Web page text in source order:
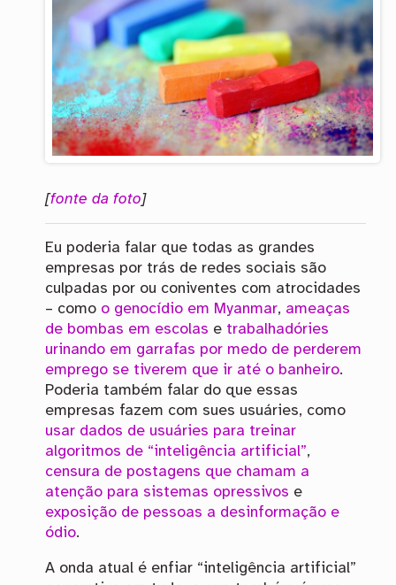
[fonte da foto]
Eu poderia falar que todas as grandes
empresas por trás de redes sociais são
culpadas por ou coniventes com atrocidades
– como o genocídio em Myanmar, ameaças
de bombas em escolas e trabalhadóries
urinando em garrafas por medo de perderem
emprego se tiverem que ir até o banheiro.
Poderia também falar do que essas
empresas fazem com sues usuáries, como
usar dados de usuáries para treinar
algoritmos de “inteligência artificial”,
censura de postagens que chamam a
atenção para sistemas opressivos e
exposição de pessoas a desinformação e
ódio.
A onda atual é enfiar “inteligência artificial”